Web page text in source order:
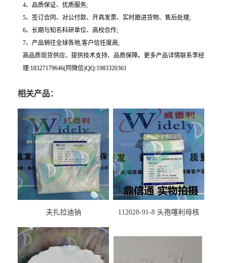
4、品质保证、优质服务;
5、签订合同、对公付款、开具发票、实时跟进货物、售后处理;
6、长期与知名科研单位、高校合作;
7、产品销往全球各地,客户信任度高;
高品质现货供应、提供技术支持、品质保障。更多产品详情联系李经
理:18327179646(同微信)QQ:1983320361
相关产品：
夫扎拉迪钠
112028-91-8 头孢噻利母核